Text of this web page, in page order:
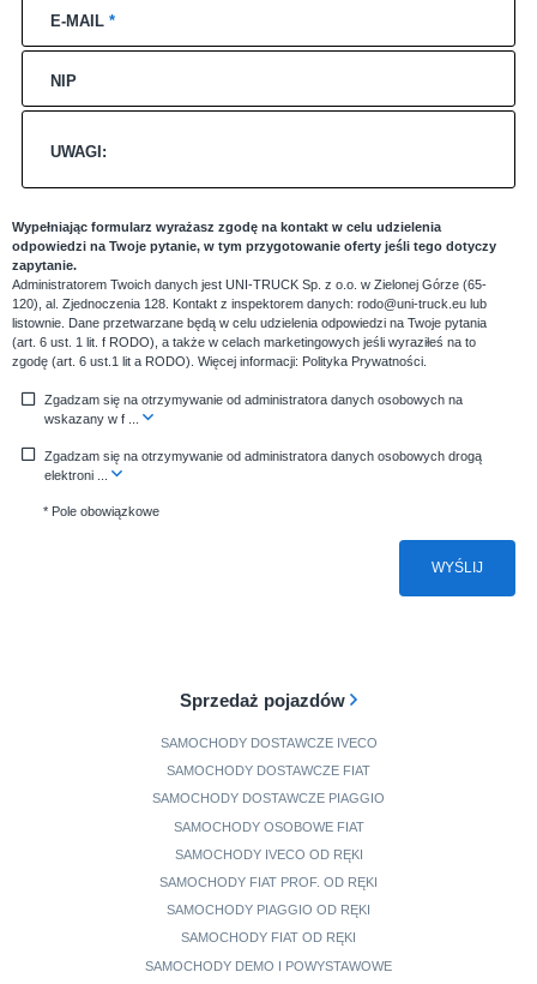
E-MAIL *
NIP
UWAGI:
Wypełniając formularz wyrażasz zgodę na kontakt w celu udzielenia
odpowiedzi na Twoje pytanie, w tym przygotowanie oferty jeśli tego dotyczy
zapytanie.
Administratorem Twoich danych jest UNI-TRUCK Sp. z o.o. w Zielonej Górze (65-
120), al. Zjednoczenia 128. Kontakt z inspektorem danych: rodo@uni-truck.eu lub
listownie. Dane przetwarzane będą w celu udzielenia odpowiedzi na Twoje pytania
(art. 6 ust. 1 lit. f RODO), a także w celach marketingowych jeśli wyraziłeś na to
zgodę (art. 6 ust.1 lit a RODO). Więcej informacji: Polityka Prywatności
Zgadzam się na otrzymywanie od administratora danych osobowych na
wskazany w f
Zgadzam się na otrzymywanie od administratora danych osobowych drogą
elektroni
* Pole obowiązkowe
WYŚLIJ
Sprzedaż pojazdów
SAMOCHODY DOSTAWCZE IVECO
SAMOCHODY DOSTAWCZE FIAT
SAMOCHODY DOSTAWCZE PIAGGIO
SAMOCHODY OSOBOWE FIAT
SAMOCHODY IVECO OD RĘKI
SAMOCHODY FIAT PROF. OD RĘKI
SAMOCHODY PIAGGIO OD RĘKI
SAMOCHODY FIAT OD RĘKI
SAMOCHODY DEMO I POWYSTAWOWE